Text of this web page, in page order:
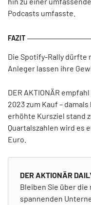
Podcasts umfasste.
Die Spotify-Rally dürfte
Anleger lassen ihre
DER AKTIONÄR
2023 zum Kauf –
erhöhte Kursziel stand
Quartalszahlen wird es
Euro.
DER AKTIONÄR
Bleiben Sie über
spannenden